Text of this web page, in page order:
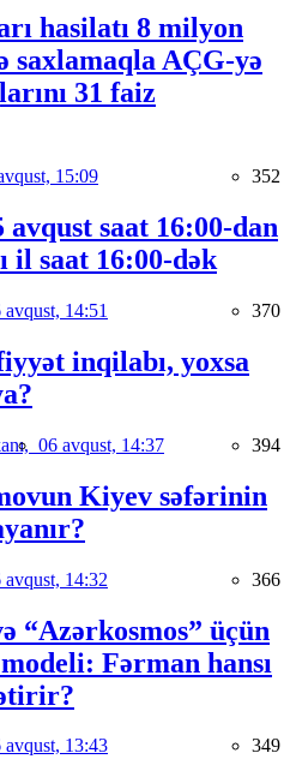
hasilatı 8 milyon
saxlamaqla AÇG-yə
31 faiz
15:09 352
saat 16:00-dan
il saat 16:00-dək
avqust, 14:51 370
inqilabı, yoxsa
06 avqust, 14:37 394
Kiyev səfərinin
avqust, 14:32 366
“Azərkosmos” üçün
Fərman hansı
avqust, 13:43 349